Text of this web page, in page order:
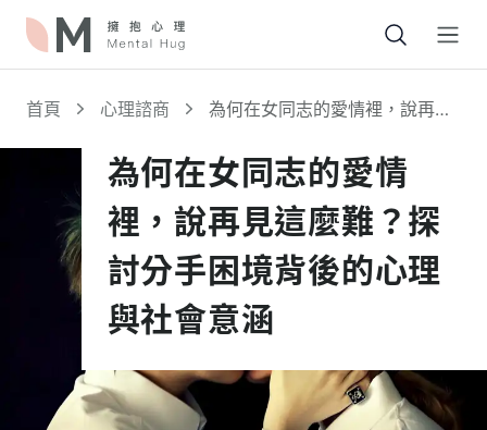
首頁 心理諮商
為何在女同志的愛情裡，說再見
理與社會意涵
為何在女同志的愛情
裡，說再見這麼難？探
討分手困境背後的心理
與社會意涵